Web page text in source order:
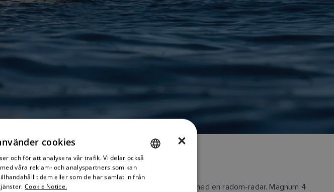
utökad räckvidd och förbättrad målupplösning än med en radom-radar. Magnum 4
×
cookies
och för att analysera vår trafik. Vi delar också
våra reklam- och analyspartners som kan
dem eller som de har samlat in från
Cookie Notice.